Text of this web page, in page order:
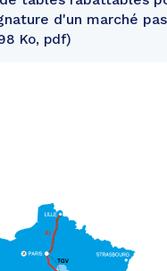
d'un marché
Ko, pdf